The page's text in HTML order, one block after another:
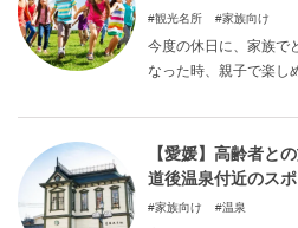
るスポットをご紹介し
観光名所 家族向け
今度の休日に、家族で
なった時、親子で楽し
むことが多いでしょ
リアにあるスポットを
【愛媛】高齢者と
道後温泉付近のスポ
家族向け 温泉